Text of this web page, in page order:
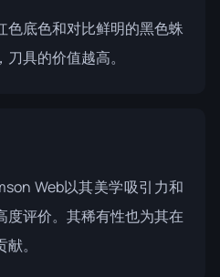
色底色和对比鲜明的黑色蛛
具的价值越高。
Web以其美学吸引力和
度评价。其稀有性也为其在
。